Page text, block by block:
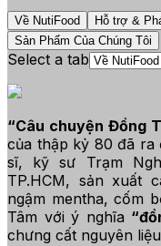
Về NutiFood Hỗ trợ &
Sản Phẩm Của Chúng Tôi
Select a tab
“Câu chuyện Đồng
của thập kỷ 80 đã ra
sĩ, kỹ sư Trạm
TP.HCM, sản xuất
ngậm mentha, cốm
Tâm với ý nghĩa
chưng cất nguyên